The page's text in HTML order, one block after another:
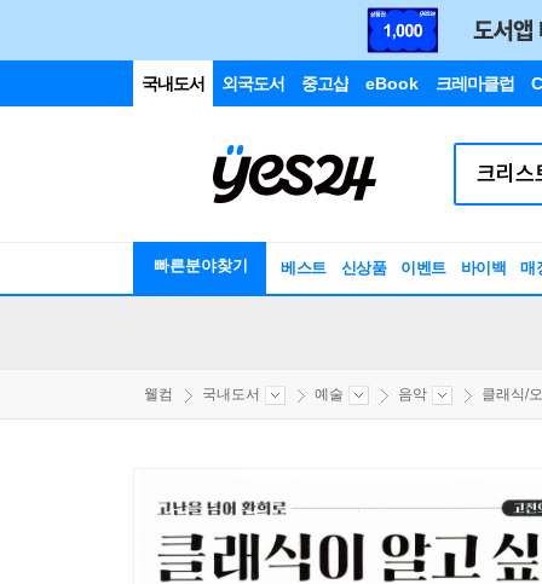
국내도서 외국도서 중고샵 eBook 크레마클럽
빠른분야찾기 베스트 신상품 이벤트 바이백 매
웰컴 국내도서 예술 음악 클래식/